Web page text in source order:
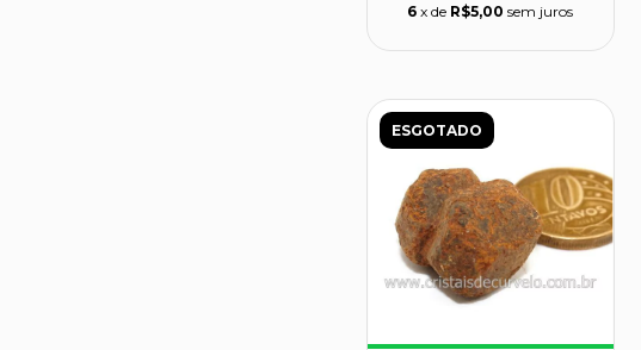
6 x de R$5,00 sem juros
ESGOTADO